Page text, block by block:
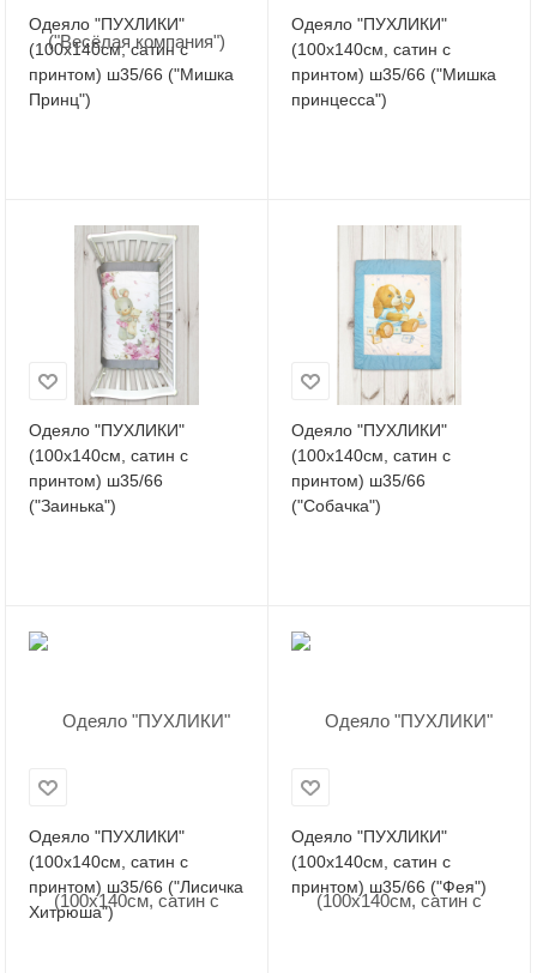
Одеяло "ПУХЛИКИ"
(100х140см, сатин с
принтом) ш35/66 ("Мишка
Принц")
Одеяло "ПУХЛИКИ"
(100х140см, сатин с
принтом) ш35/66 ("Мишка
принцесса")
Одеяло "ПУХЛИКИ"
(100х140см, сатин с
принтом) ш35/66
("Заинька")
Одеяло "ПУХЛИКИ"
(100х140см, сатин с
принтом) ш35/66
("Собачка")
Одеяло "ПУХЛИКИ"
(100х140см, сатин с
принтом) ш35/66 ("Лисичка
Хитрюша")
Одеяло "ПУХЛИКИ"
(100х140см, сатин с
принтом) ш35/66 ("Фея")